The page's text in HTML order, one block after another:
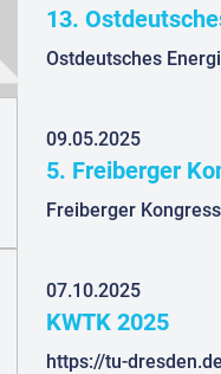
13.
Ostdeutsches
09.05.2025
5. Freiberger
Freiberger
07.10.2025
KWTK 2025